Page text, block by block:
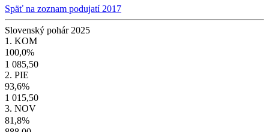
Späť na zoznam podujatí 2017
Slovenský pohár 2025
1. KOM
100,0%
1 085,50
2. PIE
93,6%
1 015,50
3. NOV
81,8%